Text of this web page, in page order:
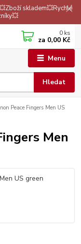
skladem💥Rychlé
Menu
Hledat
0 ks
za 0,00 Kč
Peace Fingers Men US
Men